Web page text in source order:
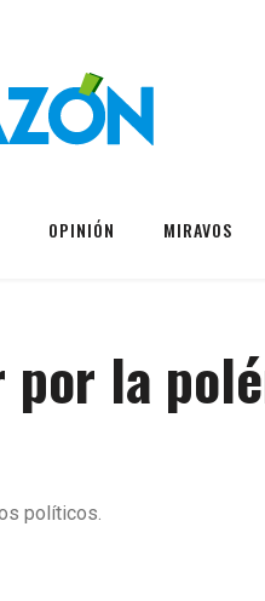
OPINIÓN MIRAVOS
la
políticos.